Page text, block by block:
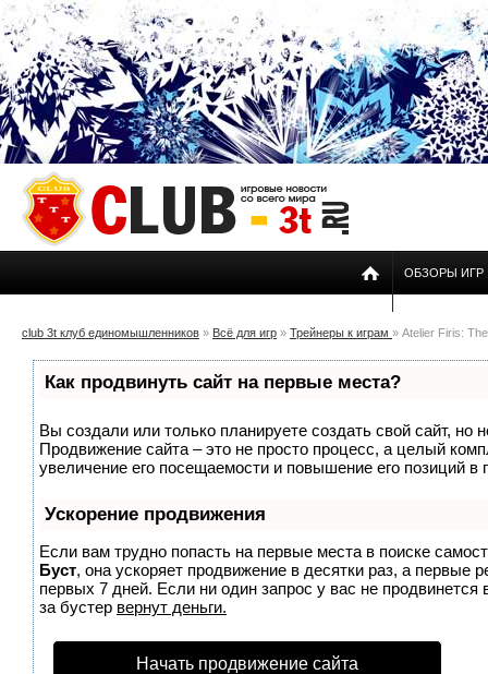
ОБЗОРЫ ИГР
club 3t клуб единомышленников » Всё для игр » Трейнеры к играм » Atelier Firis:
version 1.0 + 14
Как продвинуть сайт на первые места?
Вы создали или только планируете создать свой сайт, но
Продвижение сайта – это не просто процесс, а целый
увеличение его посещаемости и повышение его позиций в
Ускорение продвижения
Если вам трудно попасть на первые места в поиске
Буст, она ускоряет продвижение в десятки раз, а первые
первых 7 дней. Если ни один запрос у вас не продвинется
за бустер вернут деньги.
Начать продвижение сайта